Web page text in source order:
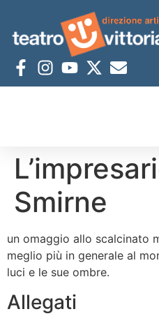
Smirne
un omaggio allo scalcinato
meglio più in generale al
luci e le sue ombre.
Allegati